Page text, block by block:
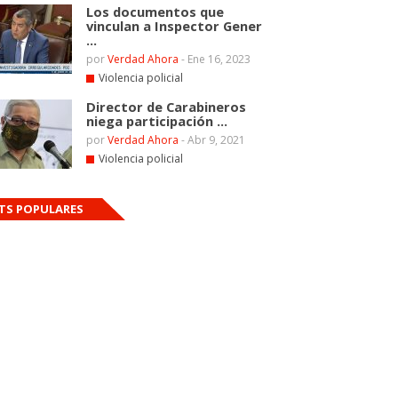
Los documentos que
vinculan a Inspector Gener
...
porVerdad Ahora - Ene 16, 2023
Violencia policial
Director de Carabineros
niega participación ...
porVerdad Ahora -Abr 9, 2021
Violencia policial
POPULARES